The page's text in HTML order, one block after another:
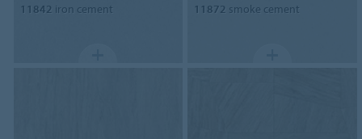
11842 iron cement 11872 smoke cement